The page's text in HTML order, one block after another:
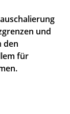
und
den
für